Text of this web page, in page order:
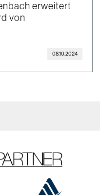
erweitert
von
08.10.2024